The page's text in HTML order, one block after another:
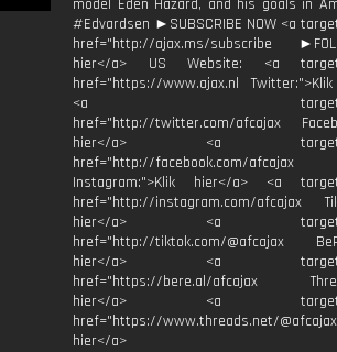
model Eden Hazard, and his goals in
#Edvardsen ►SUBSCRIBE NOW <a
href="http://ajax.ms/subscribe
hier</a> US Website: <a
href="https://www.ajax.nl
<a
href="http://twitter.com/afcajax
hier</a> <a
href="http://facebook.com/afcajax
Instagram:">Klik hier</a> <a
href="http://instagram.com/afcajax
hier</a> <a
href="http://tiktok.com/@afcajax
hier</a> <a
href="https://bere.al/afcajax
hier</a> <a
href="https://www.threads.net/
hier</a>